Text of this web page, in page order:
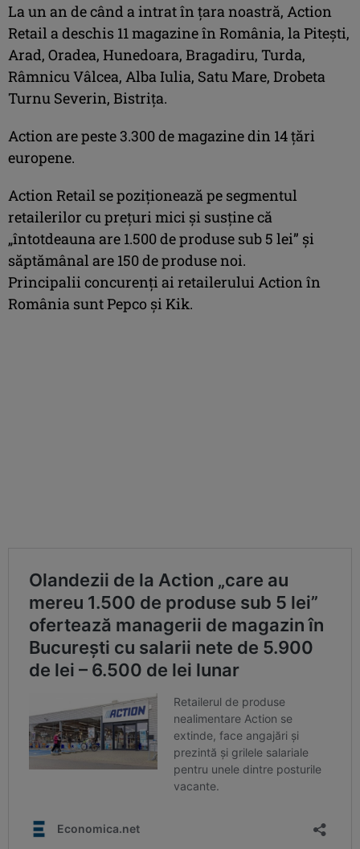
La un an de când a intrat în ţara noastră, Action
Retail a deschis 11 magazine în România, la Piteşti,
Arad, Oradea, Hunedoara, Bragadiru, Turda,
Râmnicu Vâlcea, Alba Iulia, Satu Mare, Drobeta
Turnu Severin, Bistriţa.
Action are peste 3.300 de magazine din 14 țări
europene.
Action Retail se poziţionează pe segmentul
retailerilor cu preţuri mici şi susţine că
„întotdeauna are 1.500 de produse sub 5 lei” şi
săptămânal are 150 de produse noi.
Principalii concurenţi ai retailerului Action în
România sunt Pepco şi Kik.